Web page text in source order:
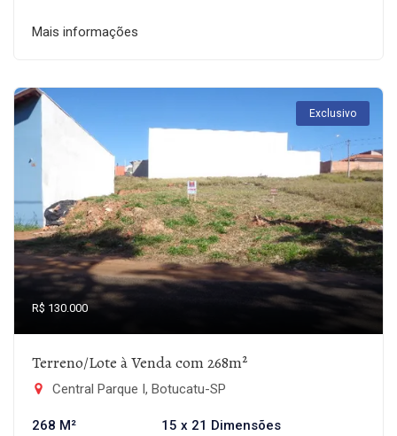
Mais informações
Exclusivo
R$ 130.000
Terreno/Lote à Venda com 268m²
Central Parque I, Botucatu-SP
268 M² 15 x 21 Dimensões